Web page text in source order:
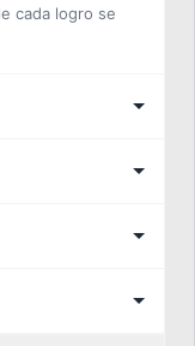
cada logro se